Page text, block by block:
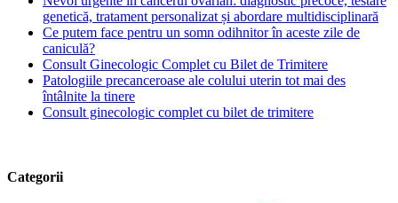
genetică, tratament personalizat și abordare multidisciplinară
Ce putem face pentru un somn odihnitor în aceste zile de
caniculă?
Consult Ginecologic Complet cu Bilet de Trimitere
Patologiile precanceroase ale colului uterin tot mai des
întâlnite la tinere
Consult ginecologic complet cu bilet de trimitere
Categorii